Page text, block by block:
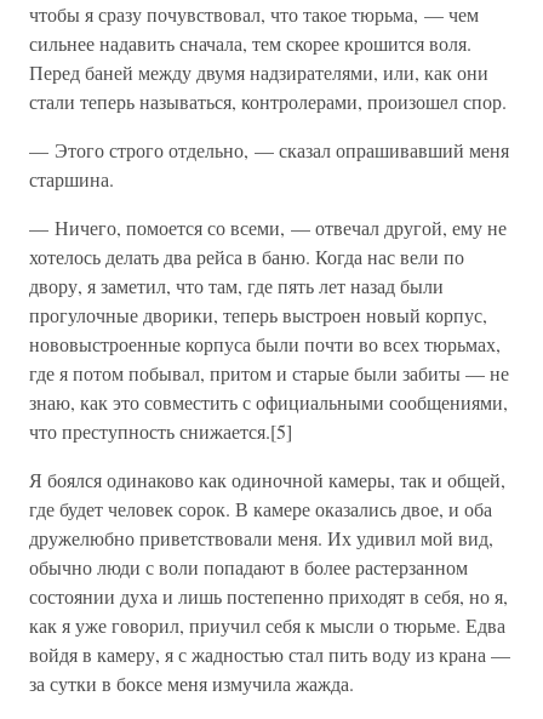
чтобы я сразу почувствовал, что такое тюрьма, — чем
сильнее надавить сначала, тем скорее крошится воля.
Перед баней между двумя надзирателями, или, как они
стали теперь называться, контролерами, произошел спор.
— Этого строго отдельно, — сказал опрашивавший меня
старшина.
— Ничего, помоется со всеми, — отвечал другой, ему не
хотелось делать два рейса в баню. Когда нас вели по
двору, я заметил, что там, где пять лет назад были
прогулочные дворики, теперь выстроен новый корпус,
нововыстроенные корпуса были почти во всех тюрьмах,
где я потом побывал, притом и старые были забиты — не
знаю, как это совместить с официальными сообщениями,
что преступность снижается.[5]
Я боялся одинаково как одиночной камеры, так и общей,
где будет человек сорок. В камере оказались двое, и оба
дружелюбно приветствовали меня. Их удивил мой вид,
обычно люди с воли попадают в более растерзанном
состоянии духа и лишь постепенно приходят в себя, но я,
как я уже говорил, приучил себя к мысли о тюрьме. Едва
войдя в камеру, я с жадностью стал пить воду из крана —
за сутки в боксе меня измучила жажда.